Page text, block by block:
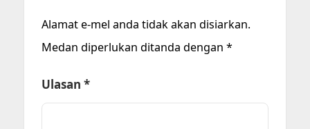
Alamat e-mel anda tidak akan disiarkan.
Medan diperlukan ditanda dengan *
Ulasan *